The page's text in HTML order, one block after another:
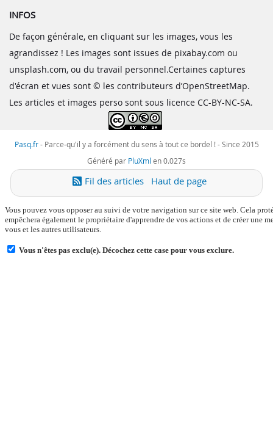
INFOS
De façon générale, en cliquant sur les images, vous les
agrandissez ! Les images sont issues de pixabay.com ou
unsplash.com, ou du travail personnel.Certaines captures
d'écran et vues sont © les contributeurs d’OpenStreetMap.
Les articles et images perso sont sous licence CC-BY-NC-SA.
Pasq.fr- Parce-qu'il y a forcément du sens à tout ce bordel ! - Since 2015
Généré par PluXml en 0.027s
Fil des articles Haut de page